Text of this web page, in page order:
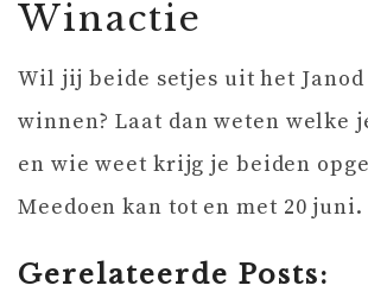
Winactie
Wil jij beide setjes uit het
winnen? Laat dan weten welke
en wie weet krijg je beiden
Meedoen kan tot en met 20 juni.
Gerelateerde Posts: